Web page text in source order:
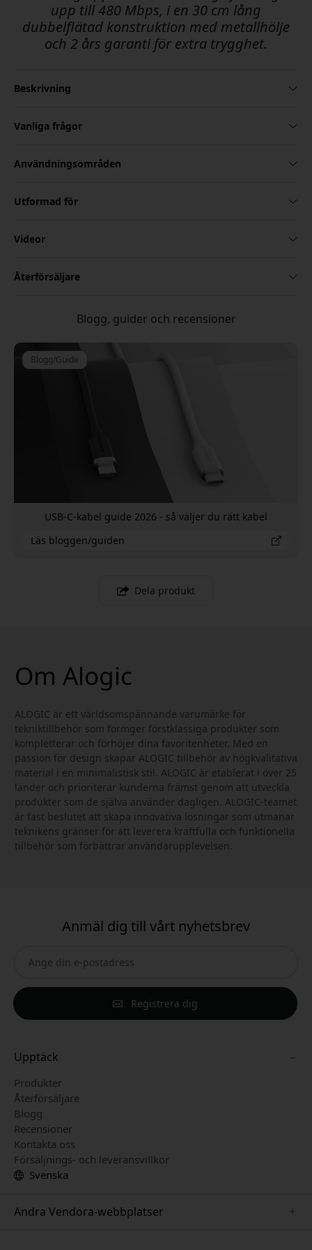
upp till 480 Mbps, i en 30 cm lång
dubbelflätad konstruktion med metallhölje
och 2 års garanti för extra trygghet.
Beskrivning
Vanliga frågor
Användningsområden
Utformad för
Videor
Återförsäljare
Blogg, guider och recensioner
Blogg/Guide
USB-C-kabel guide 2026 - så väljer du rätt kabel
Läs bloggen/guiden
Dela produkt
Om Alogic
ALOGIC är ett världsomspännande varumärke för
tekniktillbehör som formger förstklassiga produkter som
kompletterar och förhöjer dina favoritenheter. Med en
passion för design skapar ALOGIC tillbehör av högkvalitativa
material i en minimalistisk stil. ALOGIC är etablerat i över 25
länder och prioriterar kunderna främst genom att utveckla
produkter som de själva använder dagligen. ALOGIC-teamet
är fast beslutet att skapa innovativa lösningar som utmanar
teknikens gränser för att leverera kraftfulla och funktionella
tillbehör som förbättrar användarupplevelsen.
Anmäl dig till vårt nyhetsbrev
Registrera dig
Upptäck
Produkter
Återförsäljare
Blogg
Recensioner
Kontakta oss
Försäljnings- och leveransvillkor
Svenska
Andra Vendora-webbplatser